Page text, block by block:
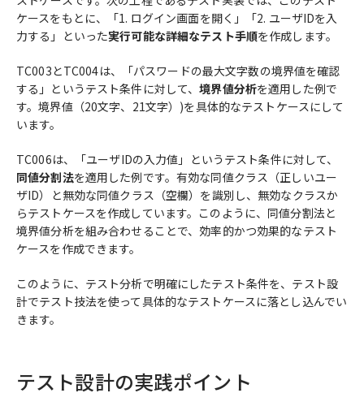
ケースをもとに、「1. ログイン画面を開く」「2. ユーザIDを入
力する」といった実行可能な詳細なテスト手順を作成します。
TC003とTC004は、「パスワードの最大文字数の境界値を確認
する」というテスト条件に対して、境界値分析を適用した例で
す。境界値（20文字、21文字）)を具体的なテストケースにして
います。
TC006は、「ユーザIDの入力値」というテスト条件に対して、
同値分割法を適用した例です。有効な同値クラス（正しいユー
ザID）と無効な同値クラス（空欄）を識別し、無効なクラスか
らテストケースを作成しています。このように、同値分割法と
境界値分析を組み合わせることで、効率的かつ効果的なテスト
ケースを作成できます。
このように、テスト分析で明確にしたテスト条件を、テスト設
計でテスト技法を使って具体的なテストケースに落とし込んでい
きます。
テスト設計の実践ポイント